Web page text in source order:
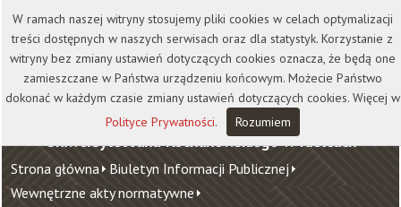
Kontakt Biblioteka
Wydawnictwo
Wirtualna Uczelnia
Uniwersytet Jana Kochanowskiego w Kielcach
Strona główna Biuletyn Informacji Publicznej
Wewnętrzne akty normatywne
W ramach naszej witryny stosujemy pliki cookies w celach optymalizacji
treści dostępnych w naszych serwisach oraz dla statystyk. Korzystanie z
witryny bez zmiany ustawień dotyczących cookies oznacza, że będą one
zamieszczane w Państwa urządzeniu końcowym. Możecie Państwo
dokonać w każdym czasie zmiany ustawień dotyczących cookies. Więcej w
Polityce Prywatności. Rozumiem